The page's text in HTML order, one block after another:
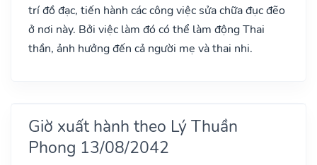
trí đồ đạc, tiến hành các công việc sửa chữa đục đẽo
ở nơi này. Bởi việc làm đó có thể làm động Thai
thần, ảnh hưởng đến cả người mẹ và thai nhi.
Giờ xuất hành theo Lý Thuần
Phong 13/08/2042